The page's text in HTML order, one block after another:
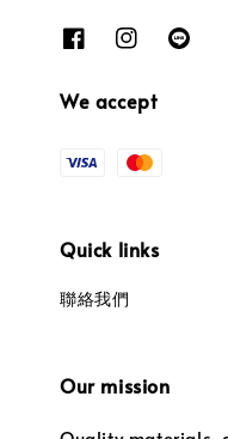
We accept
Quick links
聯絡我們
Our mission